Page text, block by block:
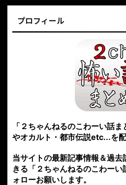
プロフィール
「２ちゃんねるのこわーい話
やオカルト・都市伝説etc...を配
当サイトの最新記事情報＆過
きる「２ちゃんねるのこわー
ォローお願いします。